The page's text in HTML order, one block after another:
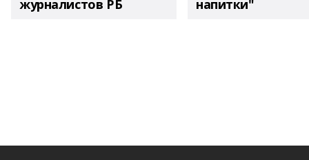
журналистов РБ напитки"